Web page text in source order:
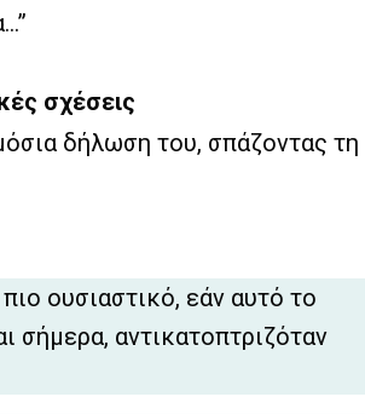
σχέσεις
δήλωση του, σπάζοντας τη
ουσιαστικό, εάν αυτό το
σήμερα, αντικατοπτριζόταν